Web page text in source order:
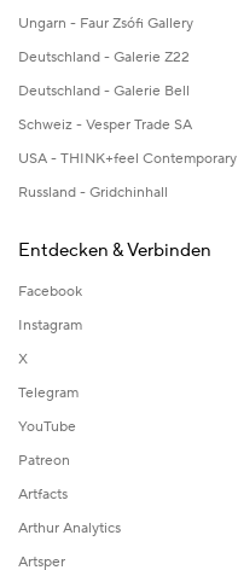
Ungarn - Faur Zsófi Gallery
Deutschland - Galerie Z22
Deutschland - Galerie Bell
Schweiz - Vesper Trade SA
USA - THINK+feel Contemporary
Russland - Gridchinhall
Entdecken & Verbinden
Facebook
Instagram
X
Telegram
YouTube
Patreon
Artfacts
Arthur Analytics
Artsper